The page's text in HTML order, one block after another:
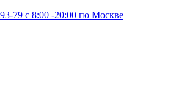
79 c 8:00 -20:00 по Москве